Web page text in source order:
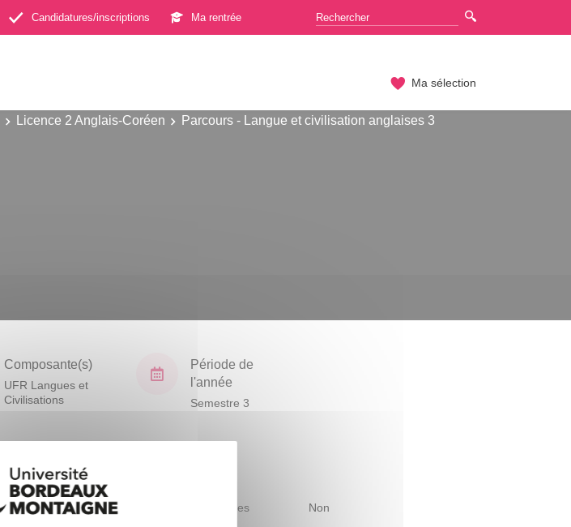
Candidatures/inscriptions Ma rentrée
Ma sélection
Licence 2 Anglais-Coréen
Parcours - Langue et civilisation anglaises 3
Composante(s)
UFR Langues et
Civilisations
Période de
l'année
Semestre 3
Mobilité d'études Non